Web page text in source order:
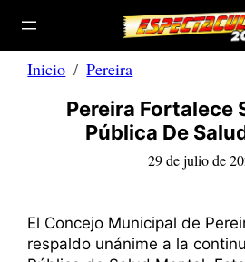
Saltar
contenido
Inicio Pereira
Pereira Fortalece
Pública De
29 de julio de
El Concejo Municipal de
respaldo unánime a la